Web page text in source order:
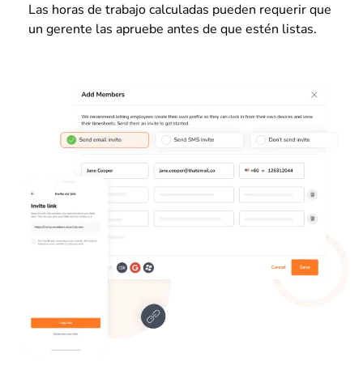
Las horas de trabajo calculadas pueden requerir que
un gerente las apruebe antes de que estén listas.